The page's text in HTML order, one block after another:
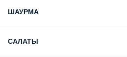
ШАУРМА
САЛАТЫ